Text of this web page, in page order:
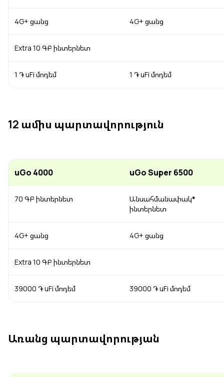
Uplay Նոր
4G+ ցանց 4G+ ցանց
Extra 10 ԳԲ ինտերնետ
1 ֏ uFi մոդեմ 1 ֏ uFi մոդեմ
12 ամիս պարտավորություն
uGo 4000 uGo Super 6500
70 ԳԲ ինտերնետ Անսահմանափակ*
ինտերնետ
4G+ ցանց 4G+ ցանց
Extra 10 ԳԲ ինտերնետ
39000 ֏ uFi մոդեմ 39000 ֏ uFi մոդեմ
Առանց պարտավորության